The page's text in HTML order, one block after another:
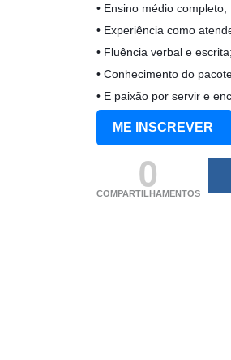
• Ensino médio completo;
• Experiência como
• Fluência verbal e
• Conhecimento do
• E paixão por servir e
ME INSCREVER
0
COMPARTILHAMENTOS